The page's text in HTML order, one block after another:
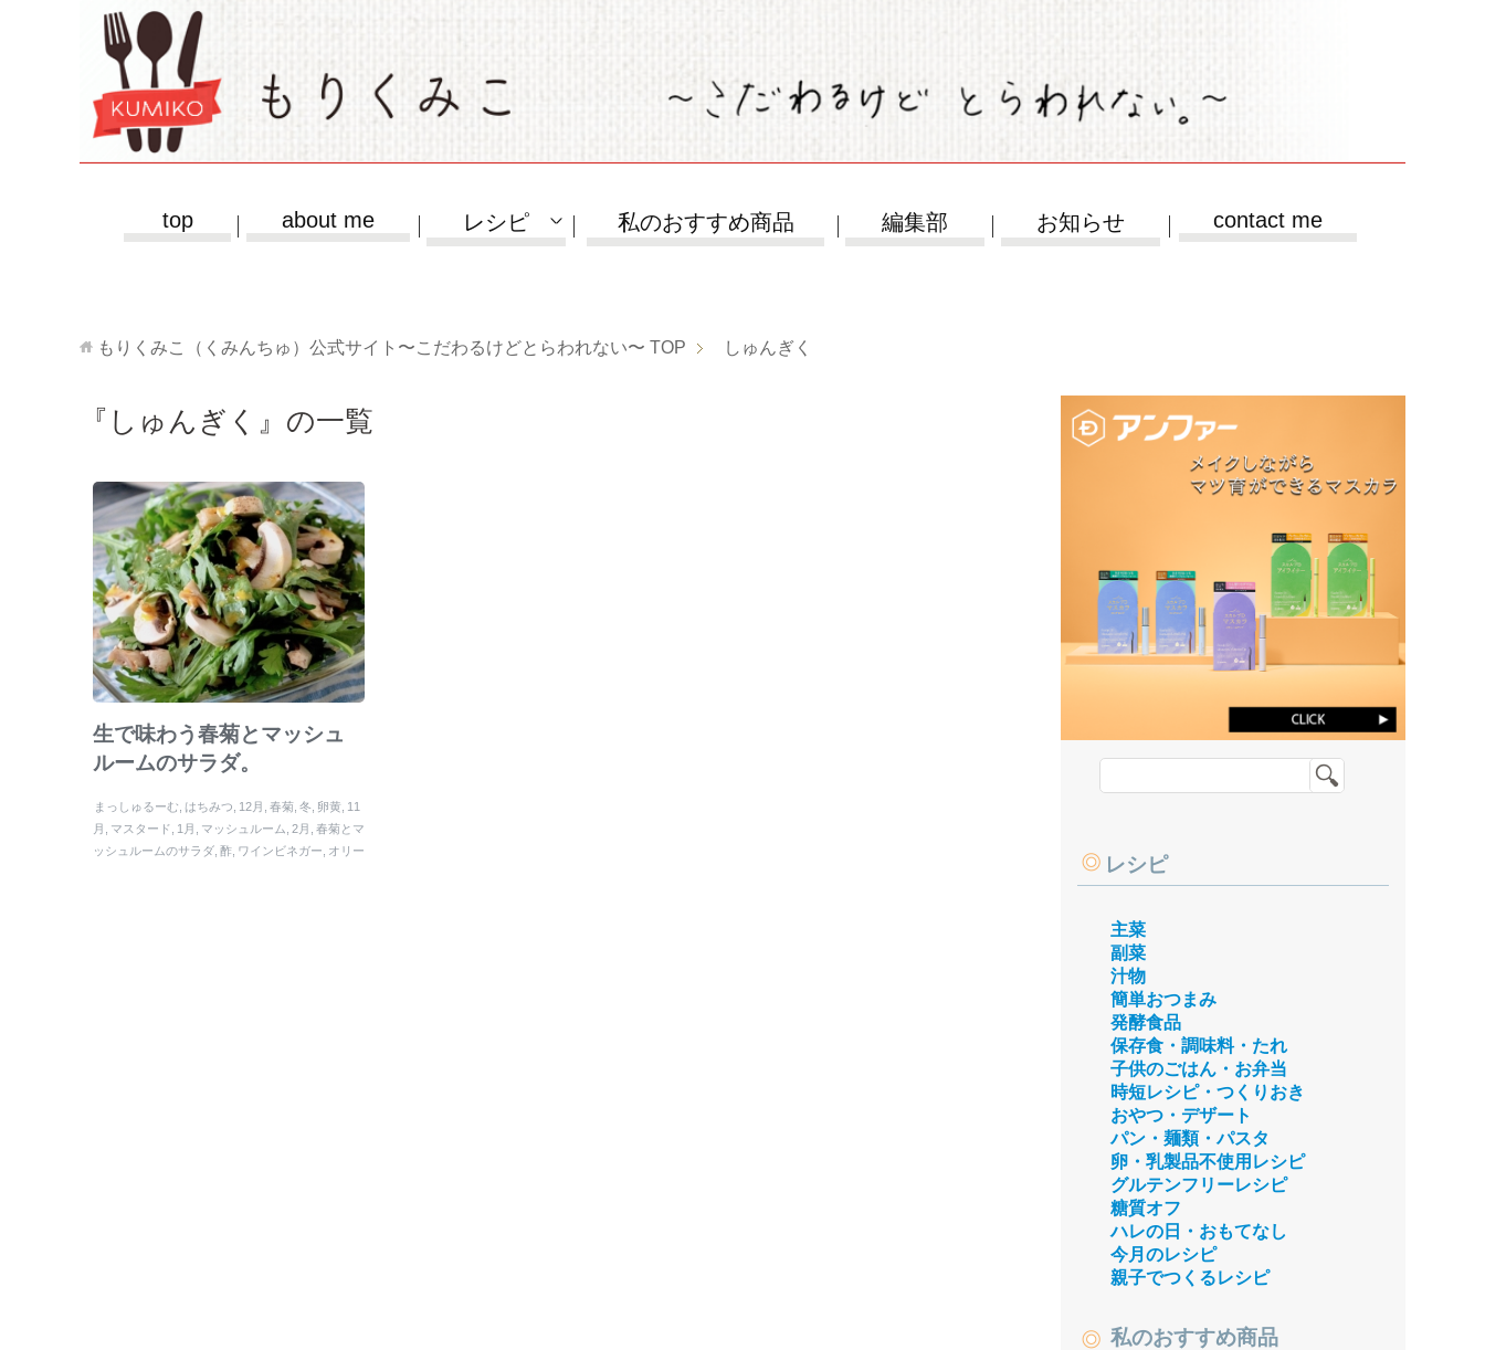
top about me レシピ 私のおすすめ商品 編集部 お知らせ contact me
もりくみこ（くみんちゅ）公式サイト〜こだわるけどとらわれない〜 TOP しゅんぎく
『しゅんぎく』の一覧
生で味わう春菊とマッシュ
ルームのサラダ。
まっしゅるーむ はちみつ 12月 春菊 冬 卵黄 11
月
マスタード 1月 マッシュルーム 2月
春菊とマ
ッシュルームのサラダ 酢 ワインビネガー オリー
レシピ
主菜
副菜
汁物
簡単おつまみ
発酵食品
保存食・調味料・たれ
子供のごはん・お弁当
時短レシピ・つくりおき
おやつ・デザート
パン・麺類・パスタ
卵・乳製品不使用レシピ
グルテンフリーレシピ
糖質オフ
ハレの日・おもてなし
今月のレシピ
親子でつくるレシピ
私のおすすめ商品